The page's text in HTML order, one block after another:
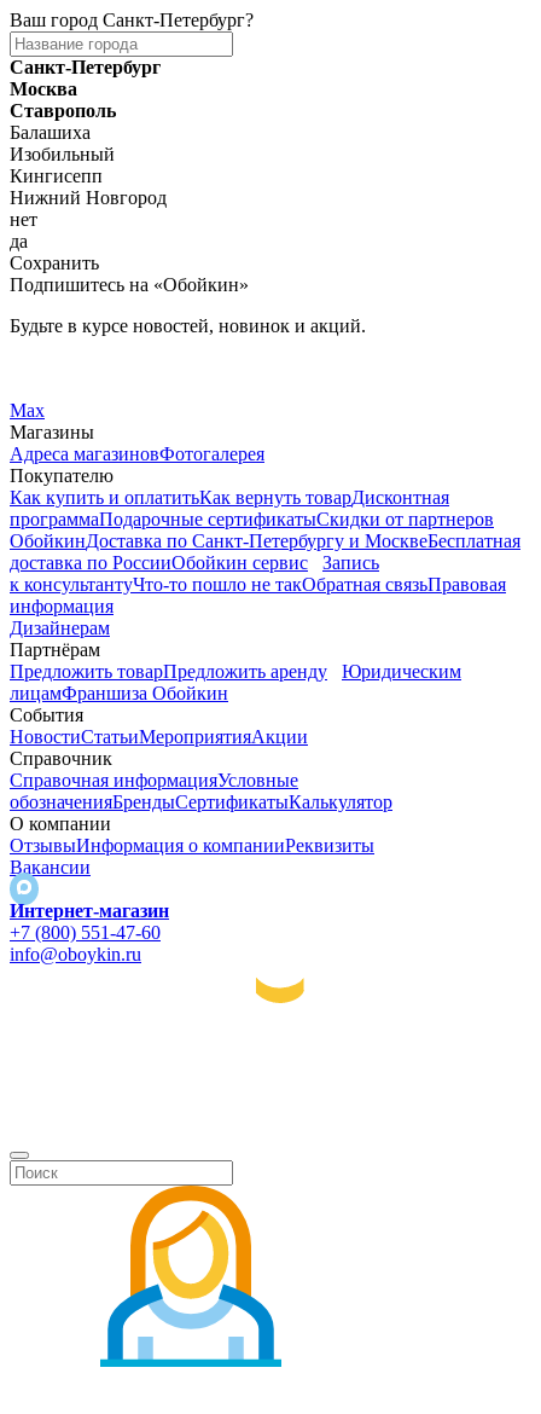
Ваш город Санкт-Петербург?
Санкт-Петербург
Москва
Ставрополь
Балашиха
Изобильный
Кингисепп
Нижний Новгород
нет
да
Сохранить
Подпишитесь на «Обойкин»
Будьте в курсе новостей, новинок и акций.
Max
Магазины
Адреса магазиновФотогалерея
Покупателю
Как купить и оплатитьКак вернуть товарДисконтная
программаПодарочные сертификатыСкидки от партнеров
ОбойкинДоставка по Санкт-Петербургу и МосквеБесплатная
доставка по РоссииОбойкин сервис
Запись
к консультантуЧто-то пошло не такОбратная связьПравовая
информация
Дизайнерам
Партнёрам
Предложить товарПредложить аренду
Юридическим
лицамФраншиза Обойкин
События
НовостиСтатьиМероприятияАкции
Справочник
Справочная информацияУсловные
обозначенияБрендыСертификатыКалькулятор
О компании
ОтзывыИнформация о компанииРеквизиты
Вакансии
Интернет-магазин
+7 (800) 551-47-60
info@oboykin.ru